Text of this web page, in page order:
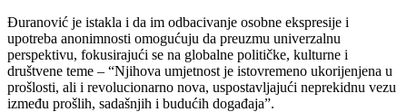
Đuranović je istakla i da im odbacivanje osobne ekspresije i
upotreba anonimnosti omogućuju da preuzmu univerzalnu
perspektivu, fokusirajući se na globalne političke, kulturne i
društvene teme – “Njihova umjetnost je istovremeno ukorijenjena u
prošlosti, ali i revolucionarno nova, uspostavljajući neprekidnu vezu
između prošlih, sadašnjih i budućih događaja”.